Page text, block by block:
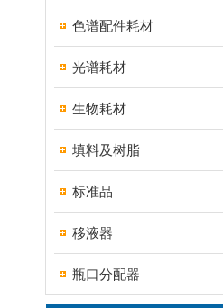
色谱配件耗材
光谱耗材
生物耗材
填料及树脂
标准品
移液器
瓶口分配器